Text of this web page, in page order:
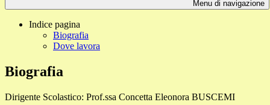
Menu di navigazione
Indice pagina
Biografia
Dove lavora
Biografia
Dirigente Scolastico: Prof.ssa Concetta Eleonora BUSCEMI